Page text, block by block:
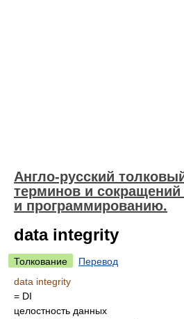
Англо-русский
терминов и сокращений
и программированию.
data integrity
Толкование
Перевод
data integrity
= DI
целостность данных